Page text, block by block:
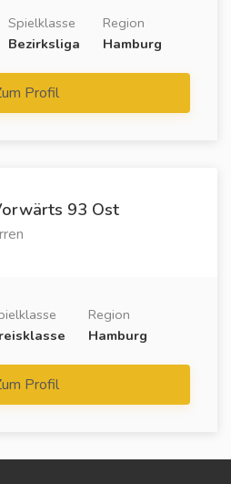
Spielklasse
Bezirksliga
Region
Hamburg
Profil
93 Ost
Region
Hamburg
Profil